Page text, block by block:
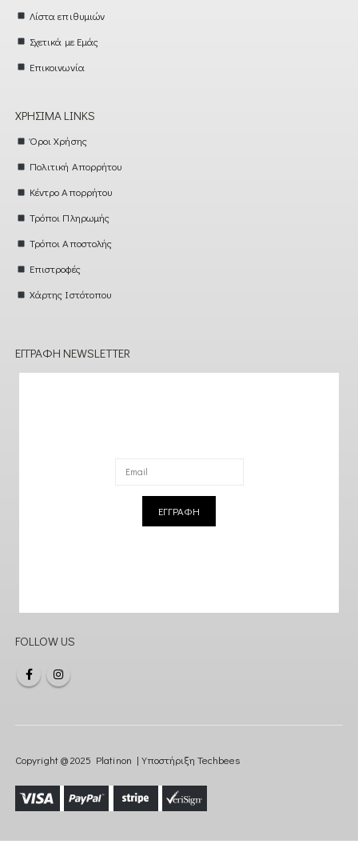
Λίστα επιθυμιών
Σχετικά με Εμάς
Επικοινωνία
ΧΡΉΣΙΜΑ LINKS
Όροι Χρήσης
Πολιτική Απορρήτου
Κέντρο Απορρήτου
Τρόποι Πληρωμής
Τρόποι Αποστολής
Επιστροφές
Χάρτης Ιστότοπου
ΕΓΓΡΑΦΉ NEWSLETTER
ΕΓΓΡΑΦΗ
FOLLOW US
Copyright @ 2025 Platinon | Υποστήριξη Techbees